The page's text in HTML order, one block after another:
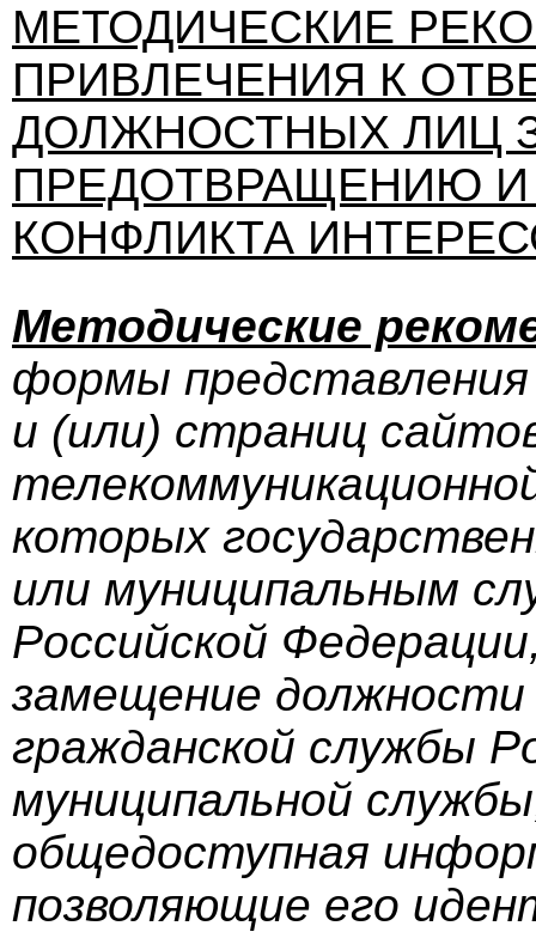
МЕТОДИЧЕСКИЕ
ПРИВЛЕЧЕНИЯ К
ДОЛЖНОСТНЫХ ЛИЦ
ПРЕДОТВРАЩЕНИЮ
КОНФЛИКТА
Методические
формы представления
и (или) страниц
которых
или муниципальным
Российской
замещение должности
гражданской службы
муниципальной
общедоступная
позволяющие его